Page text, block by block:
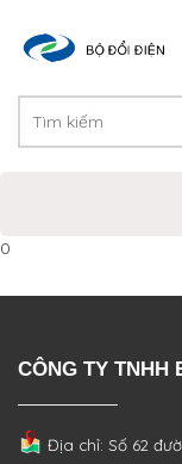
0
CÔNG TY TNHH
Địa chỉ: Số 62